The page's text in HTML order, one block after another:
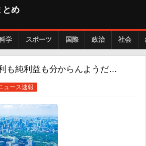
とめ
学 スポーツ 国際 政治 社会
も純利益も分からんようだ…
ュース速報